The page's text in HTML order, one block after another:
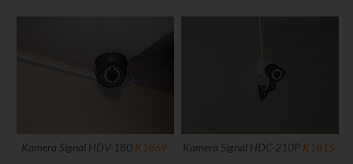
Kamera Signal HDV-180 K1869 Kamera Signal HDC-210P K1815